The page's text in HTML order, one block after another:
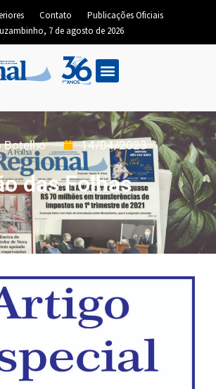
Contato
Publicações Oficiais
7 de agosto de 2026
Botelho 14/04/2023
das Folhas